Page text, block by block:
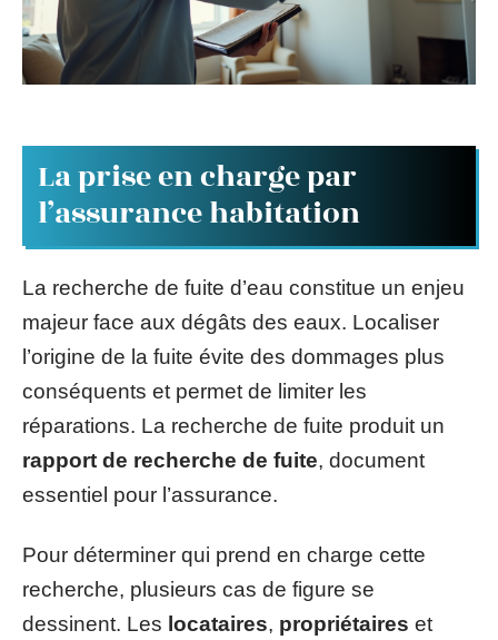
La prise en charge par
l’assurance habitation
La recherche de fuite d’eau constitue un enjeu
majeur face aux dégâts des eaux. Localiser
l’origine de la fuite évite des dommages plus
conséquents et permet de limiter les
réparations. La recherche de fuite produit un
rapport de recherche de fuite, document
essentiel pour l’assurance.
Pour déterminer qui prend en charge cette
recherche, plusieurs cas de figure se
dessinent. Les locataires, propriétaires et